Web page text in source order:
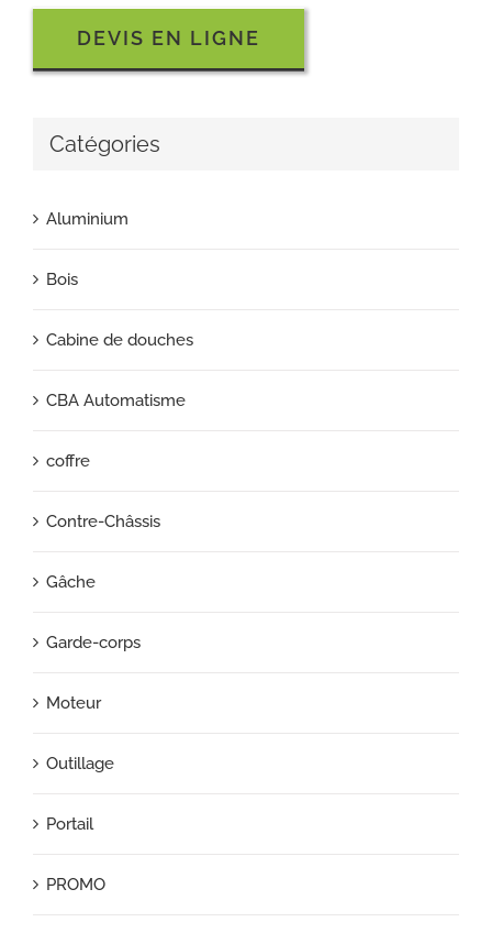
DEVIS EN LIGNE
Catégories
Aluminium
Bois
Cabine de douches
CBA Automatisme
coffre
Contre-Châssis
Gâche
Garde-corps
Moteur
Outillage
Portail
PROMO